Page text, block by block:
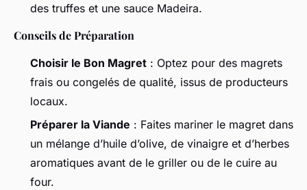
des truffes et une sauce Madeira.
Conseils de Préparation
Choisir le Bon Magret : Optez pour des magrets
frais ou congelés de qualité, issus de producteurs
locaux.
Préparer la Viande : Faites mariner le magret dans
un mélange d’huile d’olive, de vinaigre et d’herbes
aromatiques avant de le griller ou de le cuire au
four.